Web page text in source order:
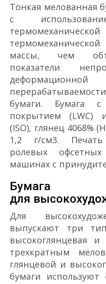
Тонкая мелованная
с
массы, чем
показатели
бумаги. Бумага
покрытием (LWC)
(ISO), глянец 40­68%
1,2 г/см3. Печать
ролевых
машинах с
Бумага
для
Для
выпускают три
высокоглянцевая
трехкратным
глянцевой и
бумаги используют